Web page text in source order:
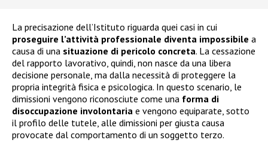
La precisazione dell’Istituto riguarda quei casi in cui
proseguire l’attività professionale diventa impossibile a
causa di una situazione di pericolo concreta. La cessazione
del rapporto lavorativo, quindi, non nasce da una libera
decisione personale, ma dalla necessità di proteggere la
propria integrità fisica e psicologica. In questo scenario, le
dimissioni vengono riconosciute come una forma di
disoccupazione involontaria e vengono equiparate, sotto
il profilo delle tutele, alle dimissioni per giusta causa
provocate dal comportamento di un soggetto terzo.